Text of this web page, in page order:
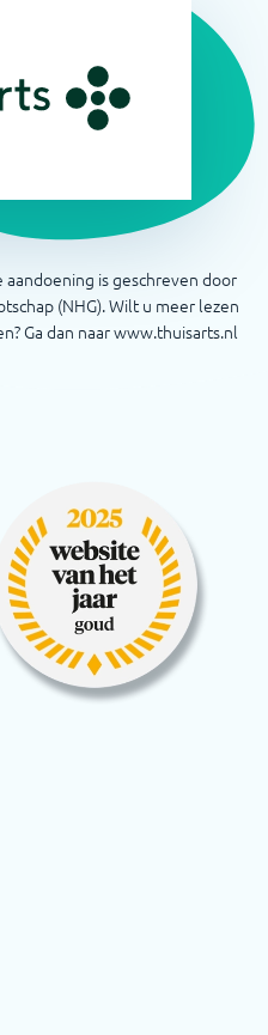
is geschreven door
(NHG). Wilt u meer lezen
Ga dan naar www.thuisarts.nl